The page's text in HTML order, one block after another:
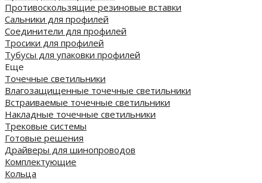
Противоскользящие резиновые вставки
Сальники для профилей
Соединители для профилей
Тросики для профилей
Тубусы для упаковки профилей
Еще
Точечные светильники
Влагозащищенные точечные светильники
Встраиваемые точечные светильники
Накладные точечные светильники
Трековые системы
Готовые решения
Драйверы для шинопроводов
Комплектующие
Кольца